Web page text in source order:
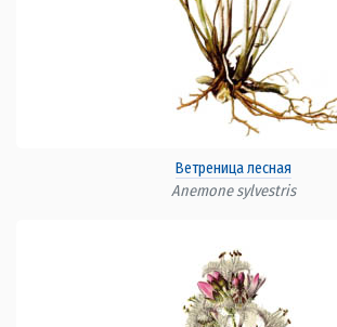
Ветреница лесная
Anemone sylvestris